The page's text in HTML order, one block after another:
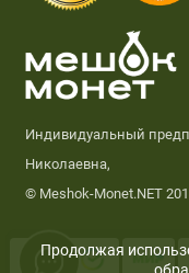
Индивидуальный
Николаевна,
© Meshok-Monet.NET
Продолжая